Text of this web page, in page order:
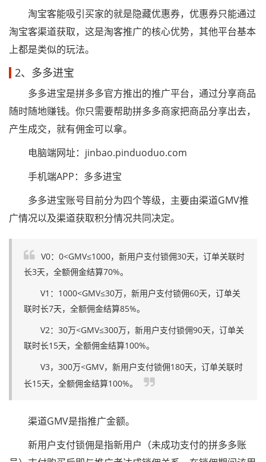
淘宝客能吸引买家的就是隐藏优惠券，优惠券只能通过
淘宝客渠道获取，这是淘客推广的核心优势，其他平台基本
上都是类似的玩法。
2、多多进宝
多多进宝是拼多多官方推出的推广平台，通过分享商品
随时随地赚钱。你只需要帮助拼多多商家把商品分享出去，
产生成交，就有佣金可以拿。
电脑端网址：jinbao.pinduoduo.com
手机端APP：多多进宝
多多进宝账号目前分为四个等级，主要由渠道GMV推
广情况以及渠道获取积分情况共同决定。
V0：0<GMV≤1000，新用户支付锁佣30天，订单关联时
长3天，全额佣金结算70%。
V1：1000<GMV≤30万，新用户支付锁佣60天，订单关
联时长7天，全额佣金结算85%。
V2：30万<GMV≤300万，新用户支付锁佣90天，订单关
联时长15天，全额佣金结算100%。
V3，300万<GMV，新用户支付锁佣180天，订单关联时
长15天，全额佣金结算100%。
渠道GMV是指推广金额。
新用户支付锁佣是指新用户（未成功支付的拼多多账